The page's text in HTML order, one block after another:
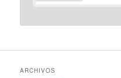
ARCHIVOS